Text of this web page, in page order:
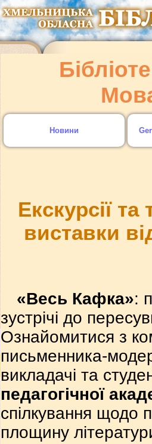
Новини
Екскурсії та
виставки
«Весь Кафка»:
зустрічі до
Ознайомитися з
письменника-
викладачі та
педагогічної
спілкування щодо
площину